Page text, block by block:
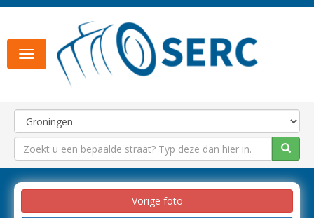
Toggle
navigation
Vorige foto